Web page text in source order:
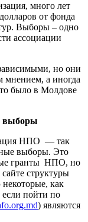
много лет
от фонда
Выборы – одно
ассоциации
но они
мнением, а иногда
было в Молдове
выборы
НПО — так
выборы. Это
гранты НПО, но
структуры
как
пойти по
) являются